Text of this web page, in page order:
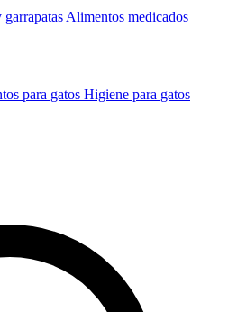
Alimentos medicados
para gatos Higiene para gatos